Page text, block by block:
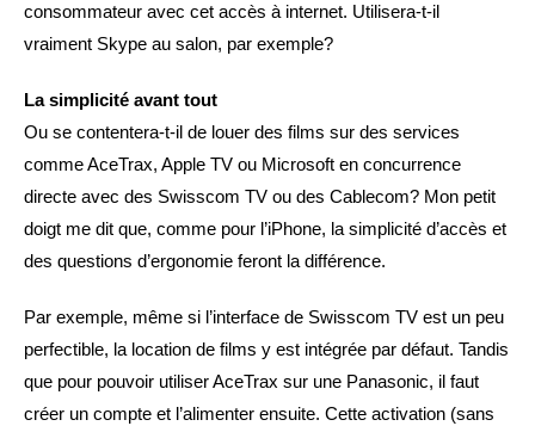
consommateur avec cet accès à internet. Utilisera-t-il
vraiment Skype au salon, par exemple?
La simplicité avant tout
Ou se contentera-t-il de louer des films sur des services
comme AceTrax, Apple TV ou Microsoft en concurrence
directe avec des Swisscom TV ou des Cablecom? Mon petit
doigt me dit que, comme pour l’iPhone, la simplicité d’accès et
des questions d’ergonomie feront la différence.
Par exemple, même si l’interface de Swisscom TV est un peu
perfectible, la location de films y est intégrée par défaut. Tandis
que pour pouvoir utiliser AceTrax sur une Panasonic, il faut
créer un compte et l’alimenter ensuite. Cette activation (sans